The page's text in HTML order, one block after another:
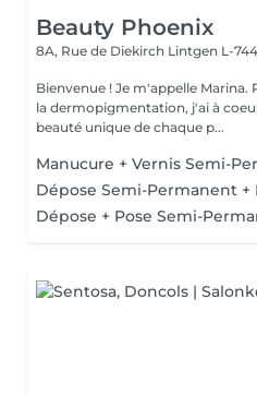
Beauty Phoenix
8A, Rue de Diekirch Lintgen L-
Bienvenue ! Je m'appelle Marina. Passionnée par l'esthétique et
la dermopigmentation, j'ai à
beauté unique de chaque p...
Manucure + Vernis Semi-
Dépose Semi-Permanent +
Dépose + Pose Semi-